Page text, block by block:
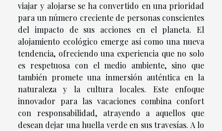
viajar y alojarse se ha convertido en una prioridad
para un número creciente de personas conscientes
del impacto de sus acciones en el planeta. El
alojamiento ecológico emerge así como una nueva
tendencia, ofreciendo una experiencia que no solo
es respetuosa con el medio ambiente, sino que
también promete una inmersión auténtica en la
naturaleza y la cultura locales. Este enfoque
innovador para las vacaciones combina confort
con responsabilidad, atrayendo a aquellos que
desean dejar una huella verde en sus travesías. A lo